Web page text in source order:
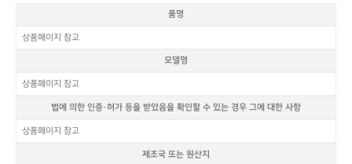
품명
상품페이지 참고
모델명
상품페이지 참고
법에 의한 인증·허가 등을 받았음을 확인할 수 있는 경우 그에 대한 사항
상품페이지 참고
제조국 또는 원산지